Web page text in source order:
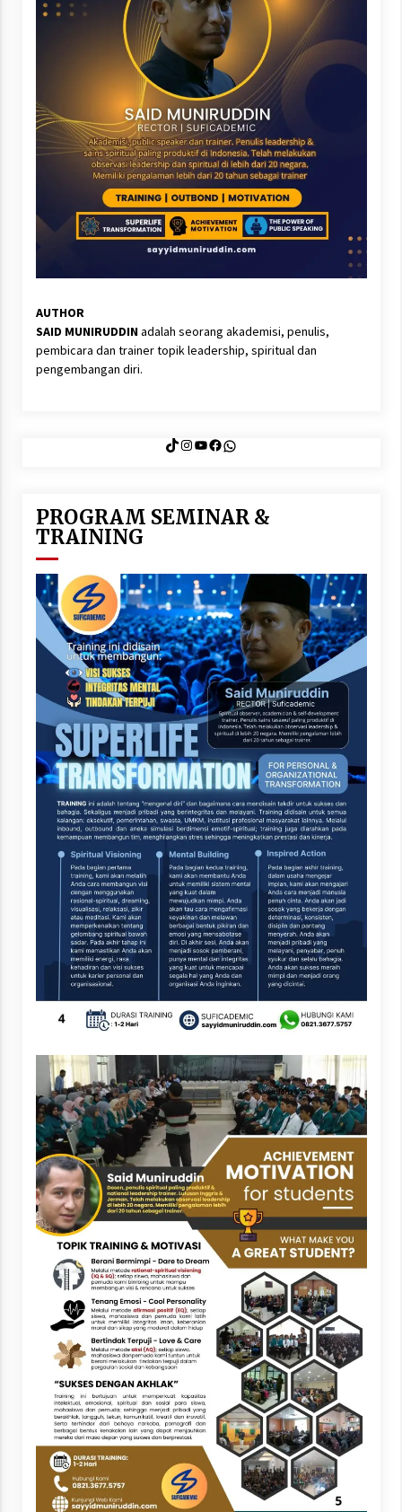
AUTHOR
SAID MUNIRUDDINadalah seorang akademisi, penulis,
pembicara dan trainer topik leadership, spiritual dan
pengembangan diri.
TikTok
Instagram
YouTube
Facebook
WhatsApp
PROGRAM SEMINAR &
TRAINING